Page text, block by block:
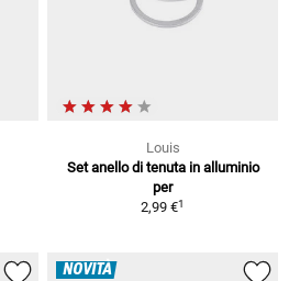
Louis
Set anello di tenuta in alluminio
per
2,99 €1
NOVITÀ